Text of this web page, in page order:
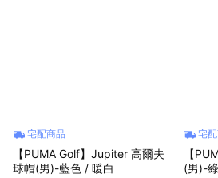
宅配商品
【PUMA Golf】Jupiter 高爾夫
球帽(男)-藍色 / 暖白
宅
【
(男)-